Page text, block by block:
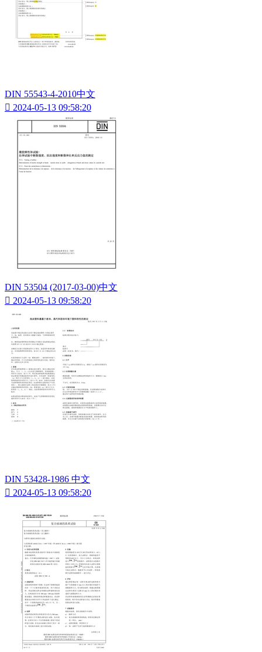
DIN 55543-4-2010中文
 2024-05-13 09:58:20
DIN 53504 (2017-03-00)中文
 2024-05-13 09:58:20
DIN 53428-1986 中文
 2024-05-13 09:58:20